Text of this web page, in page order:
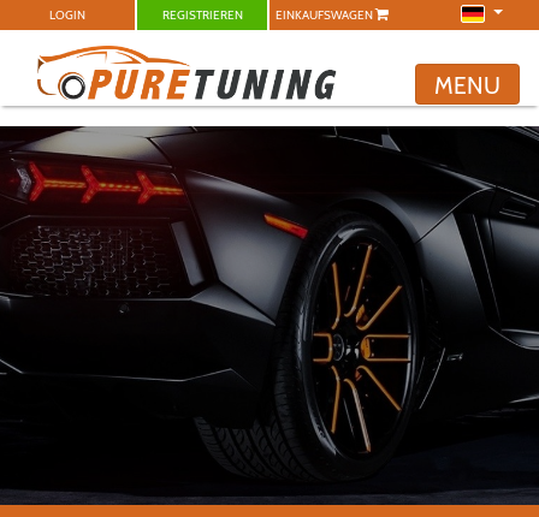
LOGIN REGISTRIEREN EINKAUFSWAGEN
MENU